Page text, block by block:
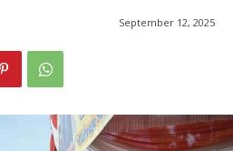
September 12, 2025